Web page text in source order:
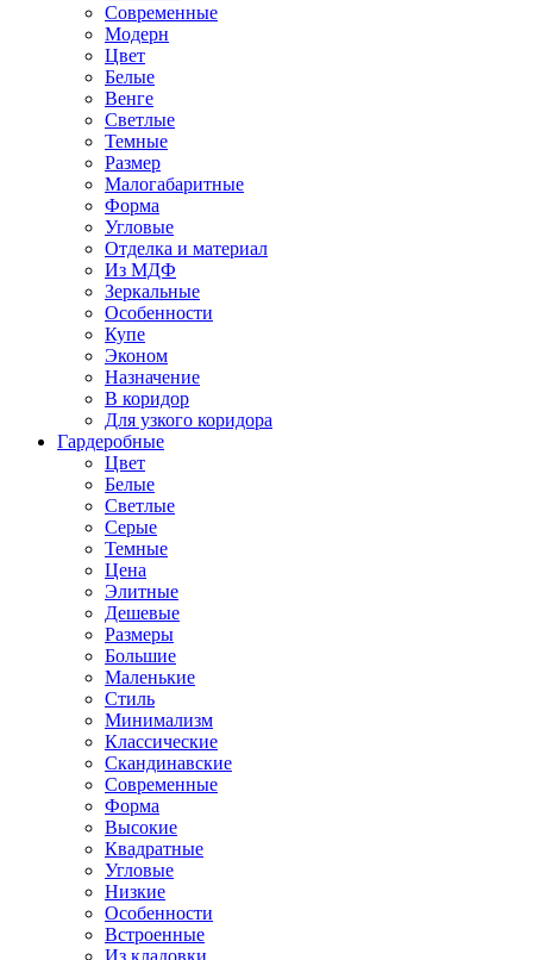
Современные
Модерн
Цвет
Белые
Венге
Светлые
Темные
Размер
Малогабаритные
Форма
Угловые
Отделка и материал
Из МДФ
Зеркальные
Особенности
Купе
Эконом
Назначение
В коридор
Для узкого коридора
Гардеробные
Цвет
Белые
Светлые
Серые
Темные
Цена
Элитные
Дешевые
Размеры
Большие
Маленькие
Стиль
Минимализм
Классические
Скандинавские
Современные
Форма
Высокие
Квадратные
Угловые
Низкие
Особенности
Встроенные
Из кладовки